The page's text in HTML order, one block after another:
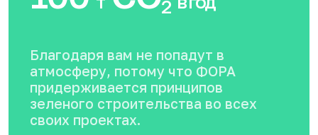
2
Благодаря вам не попадут в
атмосферу, потому что ФОРА
придерживается принципов
зеленого строительства во всех
своих проектах.